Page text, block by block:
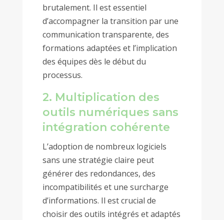
brutalement. Il est essentiel
d’accompagner la transition par une
communication transparente, des
formations adaptées et l’implication
des équipes dès le début du
processus.
2. Multiplication des
outils numériques sans
intégration cohérente
L’adoption de nombreux logiciels
sans une stratégie claire peut
générer des redondances, des
incompatibilités et une surcharge
d’informations. Il est crucial de
choisir des outils intégrés et adaptés